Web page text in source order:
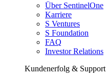
Über SentinelOne
Karriere
S Ventures
S Foundation
FAQ
Investor Relations
Kundenerfolg & Support